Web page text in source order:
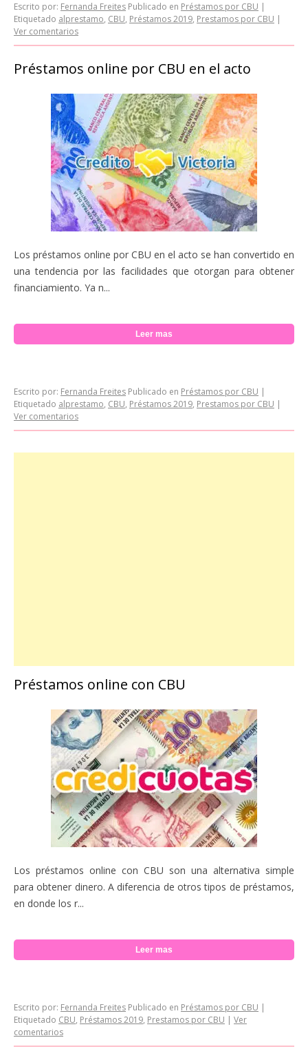
Escrito por: Fernanda Freites Publicado en Préstamos por CBU |
Etiquetado alprestamo, CBU, Préstamos 2019, Prestamos por CBU |
Ver comentarios
Préstamos online por CBU en el acto
Los préstamos online por CBU en el acto se han convertido en
una tendencia por las facilidades que otorgan para obtener
financiamiento. Ya n...
Leer mas
Escrito por: Fernanda Freites Publicado en Préstamos por CBU |
Etiquetado alprestamo, CBU, Préstamos 2019, Prestamos por CBU |
Ver comentarios
Préstamos online con CBU
Los préstamos online con CBU son una alternativa simple
para obtener dinero. A diferencia de otros tipos de préstamos,
en donde los r...
Leer mas
Escrito por: Fernanda Freites Publicado en Préstamos por CBU |
Etiquetado CBU, Préstamos 2019, Prestamos por CBU | Ver
comentarios